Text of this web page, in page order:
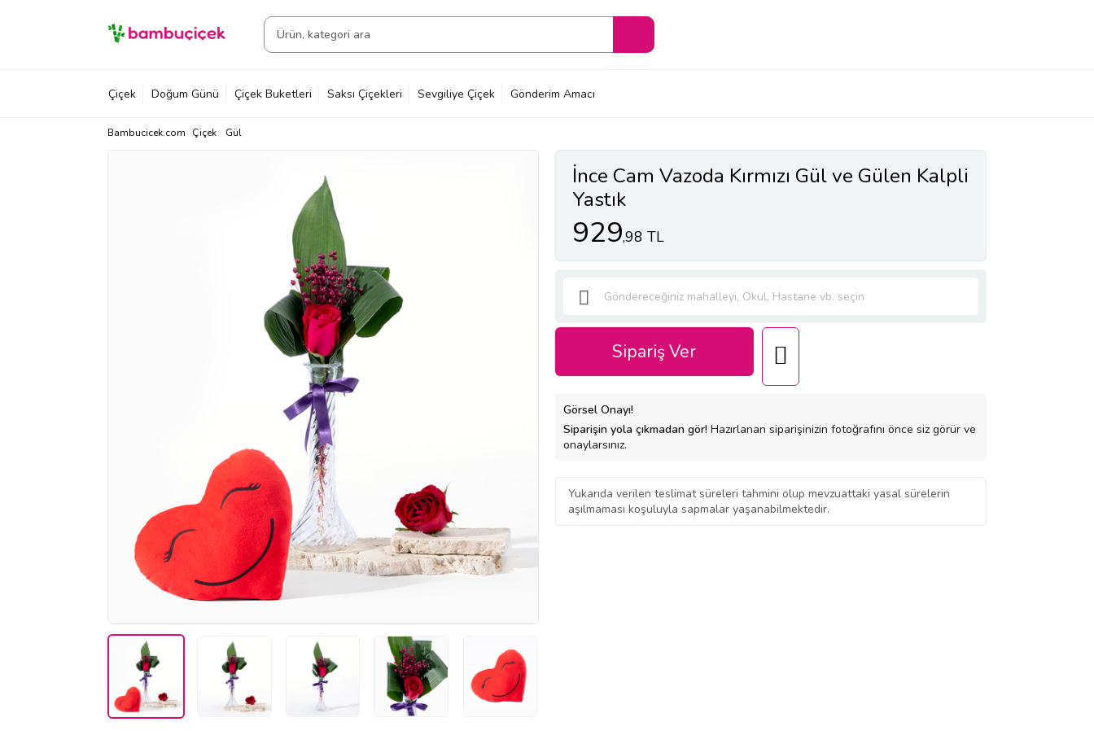
Çiçek Doğum Günü Çiçek Buketleri Saksı Çiçekleri Sevgiliye Çiçek Gönderim Amacı
Bambucicek.com Çiçek Gül
İnce Cam Vazoda Kırmızı Gül ve Gülen Kalpli
Yastık
929,98 TL
Sipariş Ver
Görsel Onayı!
Siparişin yola çıkmadan gör! Hazırlanan siparişinizin fotoğrafını önce siz görür ve
onaylarsınız.
Yukarıda verilen teslimat süreleri tahmini olup mevzuattaki yasal sürelerin
aşılmaması koşuluyla sapmalar yaşanabilmektedir.